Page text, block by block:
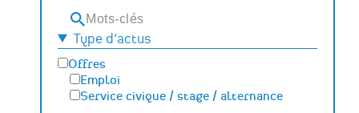
Mots-
clésType d'actus
Offres
Emploi
Service civique / stage / alternance